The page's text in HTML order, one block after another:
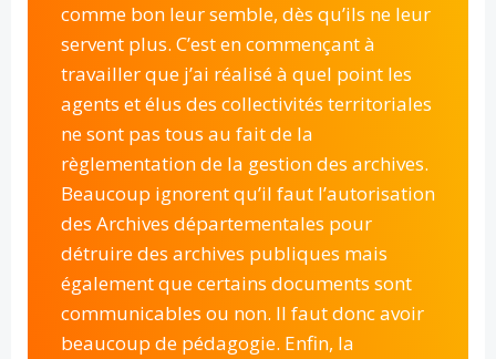
comme bon leur semble, dès qu’ils ne leur
servent plus. C’est en commençant à
travailler que j’ai réalisé à quel point les
agents et élus des collectivités territoriales
ne sont pas tous au fait de la
règlementation de la gestion des archives.
Beaucoup ignorent qu’il faut l’autorisation
des Archives départementales pour
détruire des archives publiques mais
également que certains documents sont
communicables ou non. Il faut donc avoir
beaucoup de pédagogie. Enfin, la